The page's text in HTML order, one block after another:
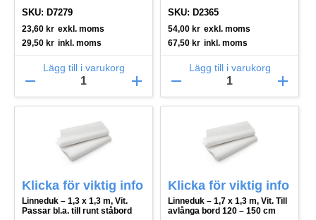
SKU: D7279
23,60 kr exkl. moms
29,50 kr inkl. moms
Lägg till i varukorg
remove add
SKU: D2365
54,00 kr exkl. moms
67,50 kr inkl. moms
Lägg till i varukorg
remove add
Klicka för viktig info
Linneduk – 1,3 x 1,3 m, Vit.
Passar bl.a. till runt ståbord
Klicka för viktig info
Linneduk – 1,7 x 1,3 m, Vit. Till
avlånga bord 120 – 150 cm